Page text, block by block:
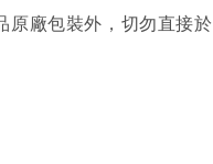
原廠包裝外，切勿直接